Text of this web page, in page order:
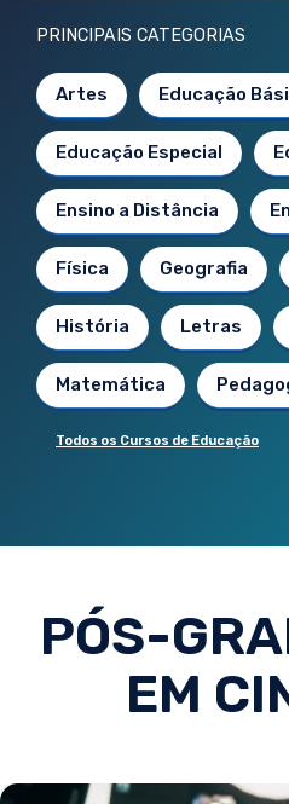
PRINCIPAIS CATEGORIAS
Artes Educação
Educação Especial
Ensino a Distância
Física Geografia
História Letras
Matemática
Todos os Cursos de Educação
PÓS-
EM